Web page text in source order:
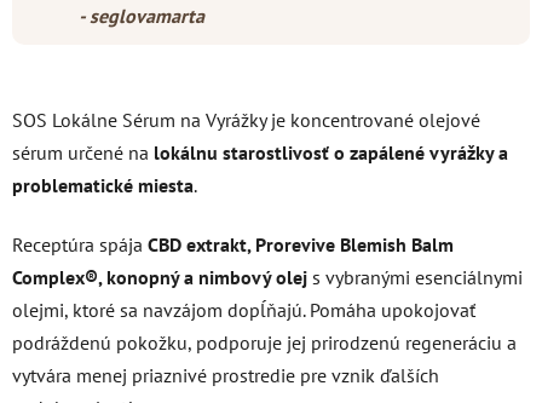
- seglovamarta
SOS Lokálne Sérum na Vyrážky je koncentrované olejové
sérum určené na lokálnu starostlivosť o zapálené vyrážky a
problematické miesta.
Receptúra spája CBD extrakt, Prorevive Blemish Balm
Complex®, konopný a nimbový olej s vybranými esenciálnymi
olejmi, ktoré sa navzájom dopĺňajú. Pomáha upokojovať
podráždenú pokožku, podporuje jej prirodzenú regeneráciu a
vytvára menej priaznivé prostredie pre vznik ďalších